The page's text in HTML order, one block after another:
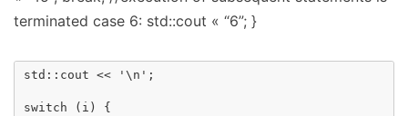
terminated case 6: std::cout « “6”; }
std::cout << '\n';
switch (i) {